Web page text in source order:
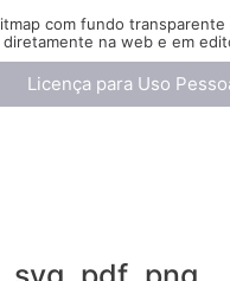
com fundo
diretamente na web e em
Licença para Uso